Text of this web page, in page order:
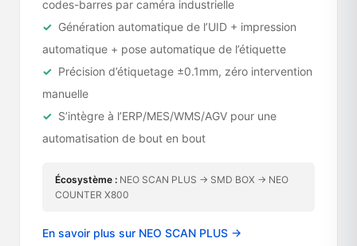
codes-barres par caméra industrielle
Génération automatique de l’UID + impression
automatique + pose automatique de l’étiquette
Précision d’étiquetage ±0.1mm, zéro intervention
manuelle
S’intègre à l’ERP/MES/WMS/AGV pour une
automatisation de bout en bout
Écosystème : NEO SCAN PLUS → SMD BOX → NEO
COUNTER X800
En savoir plus sur NEO SCAN PLUS →